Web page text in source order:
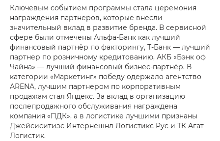
Ключевым событием программы стала церемония
награждения партнеров, которые внесли
значительный вклад в развитие бренда. В сервисной
сфере были отмечены Альфа-Банк как лучший
финансовый партнёр по факторингу, Т-Банк — лучший
партнер по розничному кредитованию, АКБ «Бэнк оф
Чайна» — лучший финансовый бизнес-партнёр. В
категории «Маркетинг» победу одержало агентство
ARENA, лучшим партнером по корпоративным
продажам стал Яндекс. За вклад в организацию
послепродажного обслуживания награждена
компания «ПДК», а в логистике лучшими признаны
Джейсиситиэс Интернешнл Логистикс Рус и ТК Агат-
Логистик.